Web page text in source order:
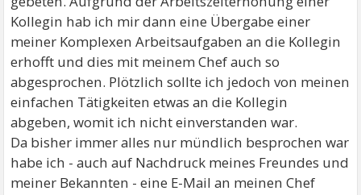
Kollegin hab ich mir dann eine Übergabe einer
meiner Komplexen Arbeitsaufgaben an die Kollegin
erhofft und dies mit meinem Chef auch so
abgesprochen. Plötzlich sollte ich jedoch von meinen
einfachen Tätigkeiten etwas an die Kollegin
abgeben, womit ich nicht einverstanden war.
Da bisher immer alles nur mündlich besprochen war
habe ich - auch auf Nachdruck meines Freundes und
meiner Bekannten - eine E-Mail an meinen Chef